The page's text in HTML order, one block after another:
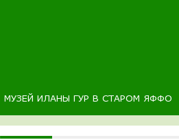
МУЗЕЙ ИЛАНЫ ГУР В СТАРОМ ЯФФО